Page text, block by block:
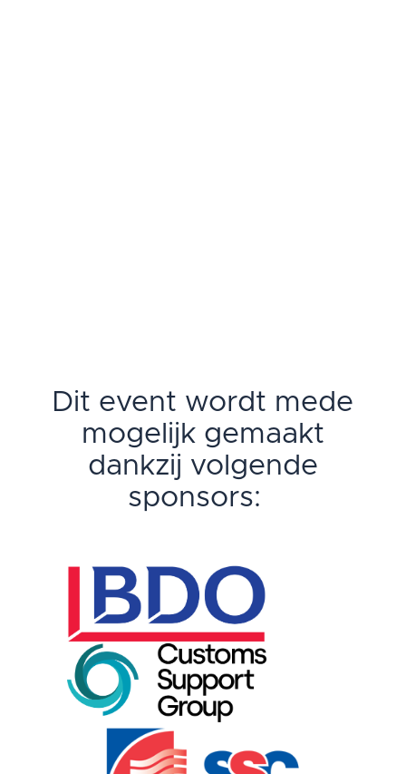
Dit event wordt mede
mogelijk gemaakt
dankzij volgende
sponsors: